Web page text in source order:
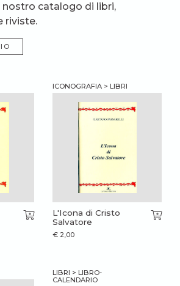
nostro catalogo di libri,
riviste.
ICONOGRAFIA > LIBRI
L'Icona di Cristo
Salvatore
€ 2,00
LIBRI > LIBRO-
CALENDARIO